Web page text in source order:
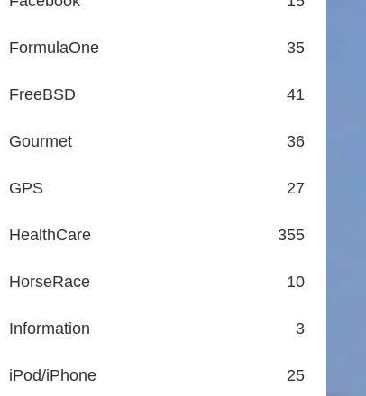
FormulaOne 35
FreeBSD 41
Gourmet 36
GPS 27
HealthCare 355
HorseRace 10
Information 3
iPod/iPhone 25